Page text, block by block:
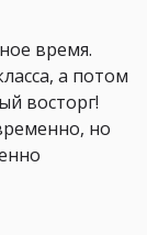
время.
а потом
восторг!
но